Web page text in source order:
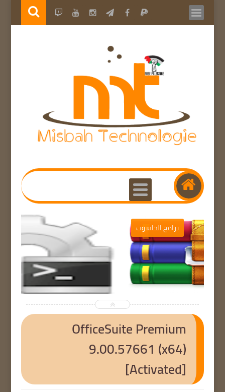
برامج الحاسوب
OfficeSuite Premium
9.00.57661 (x64)
[Activated]